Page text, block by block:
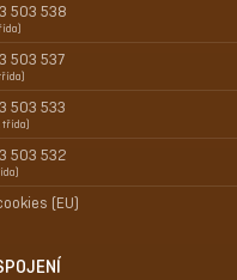
503 538
503 537
503 533
třída)
503 532
(EU)